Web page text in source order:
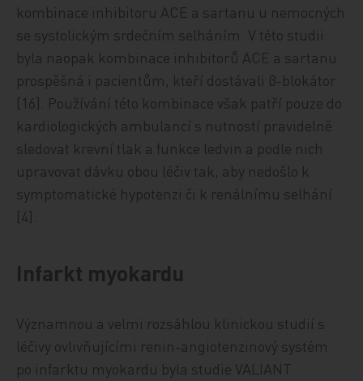
kombinace inhibitoru ACE a sartanu u nemocných
se systolickým srdečním selháním. V této studii
byla naopak kombinace inhibitorů ACE a sartanu
prospěšná i pacientům, kteří dostávali β-blokátor
[16]. Používání této kombinace však patří pouze do
kardiologických ambulancí s nutností pravidelně
sledovat krevní tlak a funkce ledvin a podle nich
upravovat dávku obou léčiv tak, aby nedošlo k
symptomatické hypotenzi či k renálnímu selhání
[4].
Infarkt myokardu
Významnou a velmi rozsáhlou klinickou studií s
léčivy ovlivňujícími renin-angiotenzinový systém
po infarktu myokardu byla studie VALIANT